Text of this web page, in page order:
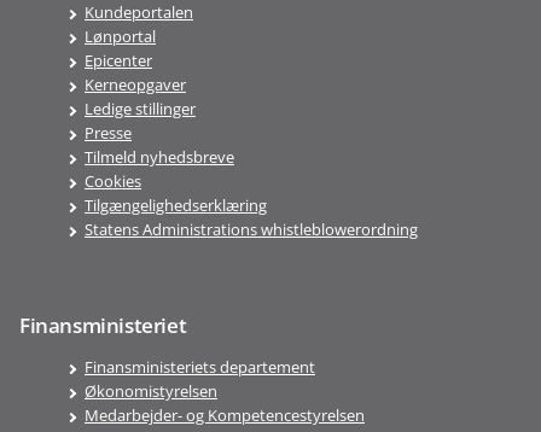
Kundeportalen
Lønportal
Epicenter
Kerneopgaver
Ledige stillinger
Presse
Tilmeld nyhedsbreve
Cookies
Tilgængelighedserklæring
Statens Administrations whistleblowerordning
Finansministeriet
Finansministeriets departement
Økonomistyrelsen
Medarbejder- og Kompetencestyrelsen